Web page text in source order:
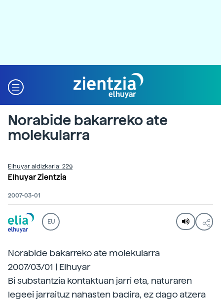
Norabide bakarreko ate
molekularra
Elhuyar aldizkaria: 229
Elhuyar Zientzia
2007-03-01
EU
Norabide bakarreko ate molekularra
2007/03/01 | Elhuyar
Bi substantzia kontaktuan jarri eta, naturaren
legeei jarraituz nahasten badira, ez dago atzera